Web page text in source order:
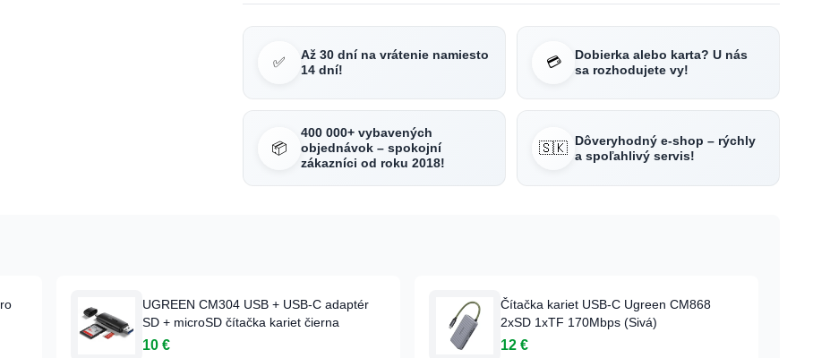
✅
Až 30 dní na vrátenie namiesto
14 dní!
💳
Dobierka alebo karta? U nás
sa rozhodujete vy!
📦
400 000+ vybavených
objednávok – spokojní
zákazníci od roku 2018!
🇸🇰 Dôveryhodný e-shop – rýchly
a spoľahlivý servis!
UGREEN CM304 USB + USB-C adaptér
SD + microSD čítačka kariet čierna
10 €
Čítačka kariet USB-C Ugreen CM868
2xSD 1xTF 170Mbps (Sivá)
12 €